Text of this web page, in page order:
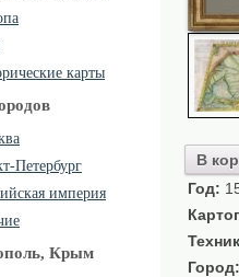
карты
Петербург
империя
Крым
В
Год:
Город: